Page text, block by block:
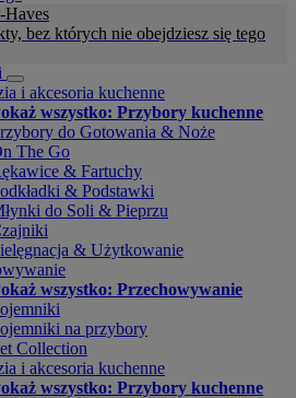
Haves
bez których nie obejdziesz się tego
i akcesoria kuchenne
wszystko: Przybory kuchenne
do Gotowania & Noże
The Go
& Fartuchy
& Podstawki
do Soli & Pieprzu
& Użytkowanie
wszystko: Przechowywanie
na przybory
Collection
i akcesoria kuchenne
wszystko: Przybory kuchenne